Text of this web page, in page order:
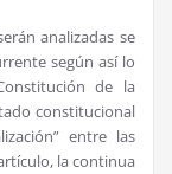
analizadas se
según así lo
de la
constitucional
entre las
la continua